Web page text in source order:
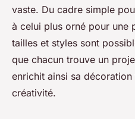
vaste. Du cadre simple
à celui plus orné pour une
tailles et styles sont
que chacun trouve un
enrichit ainsi sa
créativité.